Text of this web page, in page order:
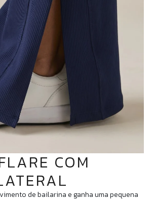
COM
de bailarina e ganha uma pequena